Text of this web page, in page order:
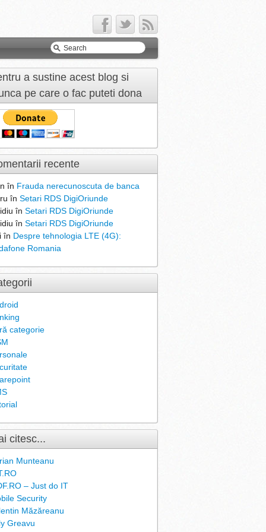
a sustine acest blog si
pe care o fac puteti dona
recente
în Frauda nerecunoscuta de banca
în Setari RDS DigiOriunde
în Setari RDS DigiOriunde
în Setari RDS DigiOriunde
în Despre tehnologia LTE (4G):
Romania
categorie
citesc...
Munteanu
– Just do IT
Security
Măzăreanu
Greavu